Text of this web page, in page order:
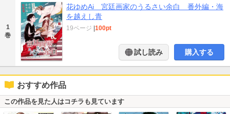
1
巻
花ゆめAi 宮廷画家のうるさい余白 番外編・海
を越えし青
19ページ 100pt
試し読み 購入する
おすすめ作品
この作品を見た人はコチラも見ています